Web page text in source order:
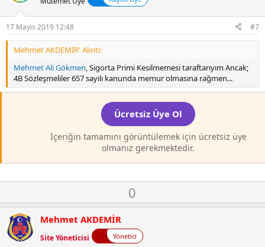
o
t
e
17 Mayıs 2019 12:48 #7
Mehmet AKDEMİR' Alıntı:
Mehmet Ali Gökmen, Sigorta Primi Kesilmemesi taraftarıyım Ancak;
4B Sözleşmeliler 657 sayılı kanunda memur olmasına rağmen...
Ücretsiz Üye Ol
İçeriğin tamamını görüntülemek için ücretsiz üye
olmanız gerekmektedir.
O
y
l
a
0
o
Mehmet AKDEMİR
Site Yöneticisi Yönetici